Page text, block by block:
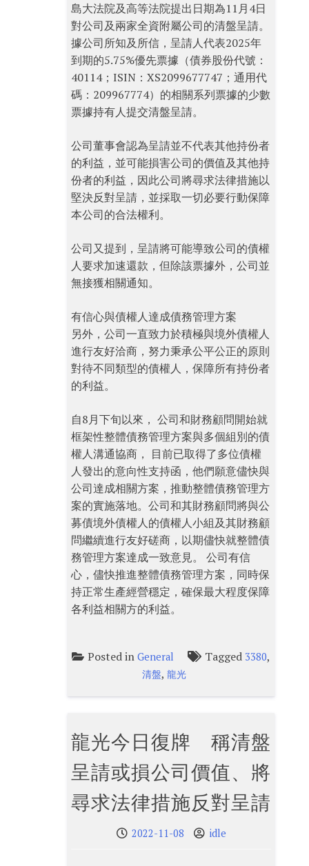
島大法院及高等法院提出日期為11月4日
對公司及兩家全資附屬公司的清盤呈請。
據公司所知及所信，呈請人代表2025年
到期的5.75%優先票據（債券股份代號：
40114；ISIN：XS2099677747；通用代
碼：209967774）的相關系列票據的少數
票據持有人提交清盤呈請。
公司董事會認為呈請並不代表其他持份者
的利益，並可能損害公司的價值及其他持
份者的利益，因此公司將尋求法律措施以
堅決反對呈請，並採取一切必要行動保障
本公司的合法權利。
公司又提到，呈請將可能導致公司的債權
人要求加速還款，但除該票據外，公司並
無接獲相關通知。
有信心與債權人達成債務管理方案
另外，公司一直致力於積極與境外債權人
進行友好洽商，努力秉承公平公正的原則
對待不同類型的債權人，保障所有持份者
的利益。
自8月下旬以來， 公司和財務顧問開始就
框架性整體債務管理方案與多個組別的債
權人溝通協商， 目前已取得了多位債權
人發出的意向性支持函，他們願意儘快與
公司達成相關方案，推動整體債務管理方
案的實施落地。公司和其財務顧問將與公
募債境外債權人的債權人小組及其財務顧
問繼續進行友好磋商，以期儘快就整體債
務管理方案達成一致意見。 公司有信
心，儘快推進整體債務管理方案，同時保
持正常生產經營穩定，確保最大程度保障
各利益相關方的利益。
Posted inGeneral Tagged 3380,
清盤,龍光
龍光今日復牌 稱清盤
呈請或損公司價值、將
尋求法律措施反對呈請
2022-11-08 idle